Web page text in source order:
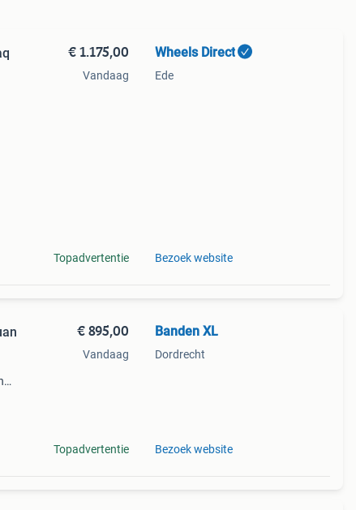
€ 1.175,00
Vandaag
Topadvertentie
Wheels Direct
Ede
Bezoek website
€ 895,00
Vandaag
Topadvertentie
Banden XL
Dordrecht
Bezoek website